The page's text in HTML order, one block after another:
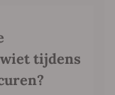
tijdens